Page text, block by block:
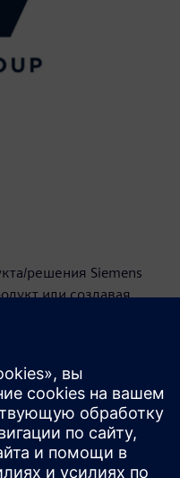
решения Siemens
или создавая
интеграции
программного
на Siemens